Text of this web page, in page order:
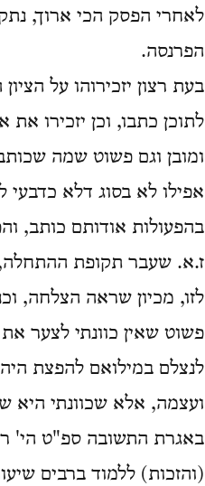
לאחרי הפסק הכי ארוך,
הפרנסה.
בעת רצון יזכירוהו על
לתוכן כתבו, וכן יזכירו
ומובן וגם פשוט שמה
אפילו לא בסוג דלא
בהפעולות אודותם כותב,
ז.א. שעבר תקופת ההתחלה,
לזו, מכיון שראה הצלחה,
פשוט שאין כוונתי לצער
לנצלם במילואם להפצת
ועצמה, אלא שכוונתי היא
באגרת התשובה ספ"ט הי'
(והזכות) ללמוד ברבים